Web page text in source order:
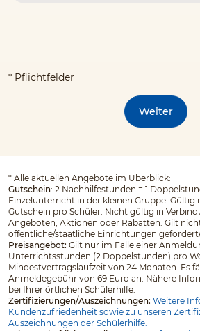
* Pflichtfelder
Weiter
* Alle aktuellen Angebote im Überblick:
Gutschein: 2 Nachhilfestunden = 1
Einzelunterricht in der kleinen Gruppe. Gültig
Gutschein pro Schüler. Nicht gültig in
Angeboten, Aktionen oder Rabatten. Gilt
öffentliche/staatliche Einrichtungen
Preisangebot: Gilt nur im Falle einer
Unterrichtsstunden (2 Doppelstunden) pro
Mindestvertragslaufzeit von 24 Monaten. Es
Anmeldegebühr von 69 Euro an. Nähere
bei Ihrer örtlichen Schülerhilfe.
Zertifizierungen/Auszeichnungen: Weitere
Kundenzufriedenheit sowie zu unseren
Auszeichnungen der Schülerhilfe.